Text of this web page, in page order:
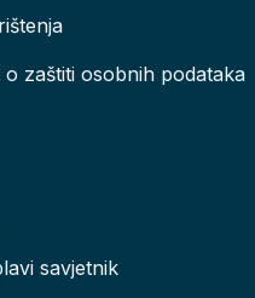
o zaštiti osobnih podataka
savjetnik